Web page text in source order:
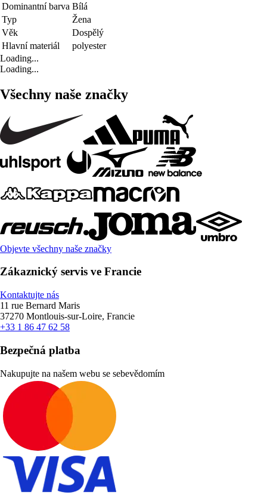
Dominantní barva Bílá
Typ
Žena
Věk
Dospělý
Hlavní materiál
polyester
Loading...
Loading...
Všechny naše značky
Objevte všechny naše značky
Zákaznický servis ve Francie
Kontaktujte nás
11 rue Bernard Maris
37270 Montlouis-sur-Loire, Francie
+33 1 86 47 62 58
Bezpečná platba
Nakupujte na našem webu se sebevědomím